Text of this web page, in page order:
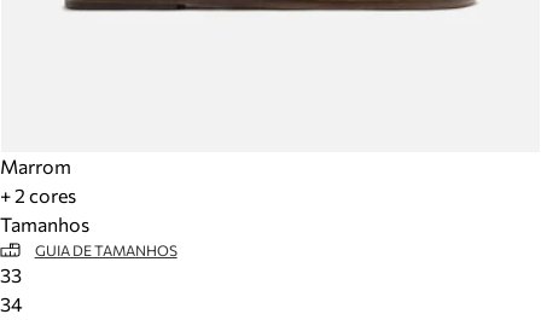
Marrom
+ 2 cores
Tamanhos
GUIA DE TAMANHOS
33
34